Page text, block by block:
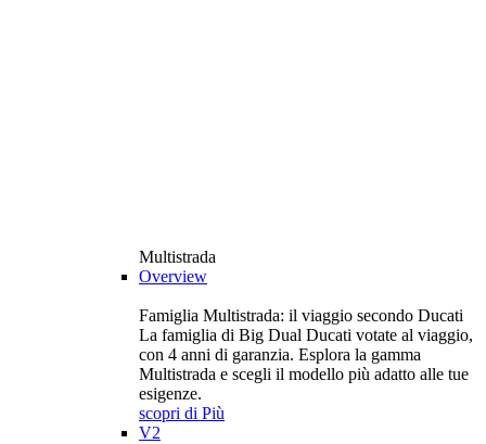
Multistrada
Overview
Famiglia Multistrada: il viaggio secondo Ducati
La famiglia di Big Dual Ducati votate al viaggio,
con 4 anni di garanzia. Esplora la gamma
Multistrada e scegli il modello più adatto alle tue
esigenze.
scopri di Più
V2